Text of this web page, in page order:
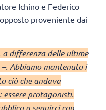
Ichino e Federico
proveniente dai
a differenza delle ultime
Abbiamo mantenuto i
ciò che andava
essere protagonisti.